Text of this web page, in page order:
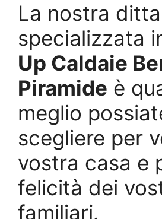
La nostra ditta
specializzata
Up Caldaie
Piramide è
meglio
scegliere per
vostra casa e
felicità dei
familiari.